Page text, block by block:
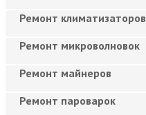
Ремонт климатизаторов
Ремонт микроволновок
Ремонт майнеров
Ремонт пароварок